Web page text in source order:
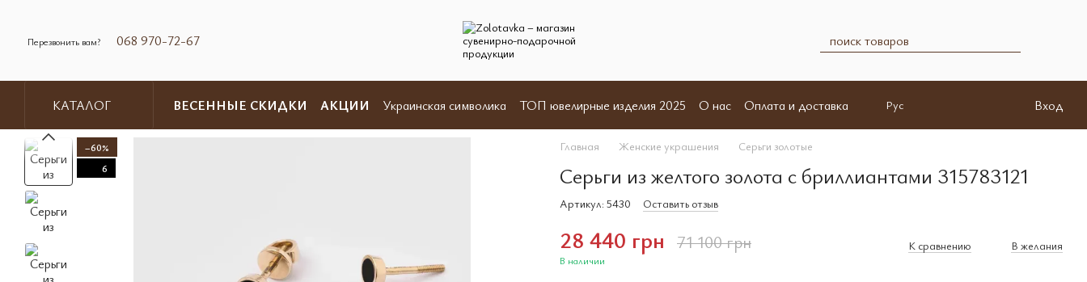
068 970-72-67
Перезвонить вам?
КАТАЛОГ ВЕСЕННЫЕ СКИДКИ АКЦИИ Украинская символика ТОП ювелирные изделия 2025 О нас
Оплата и доставка
Рус Вход
−60%
6
Главная Женские украшения Серьги золотые
Серьги из желтого золота с бриллиантами 315783121
Артикул: 5430 Оставить отзыв
28 440 грн 71 100 грн
В наличии
К сравнению В желания